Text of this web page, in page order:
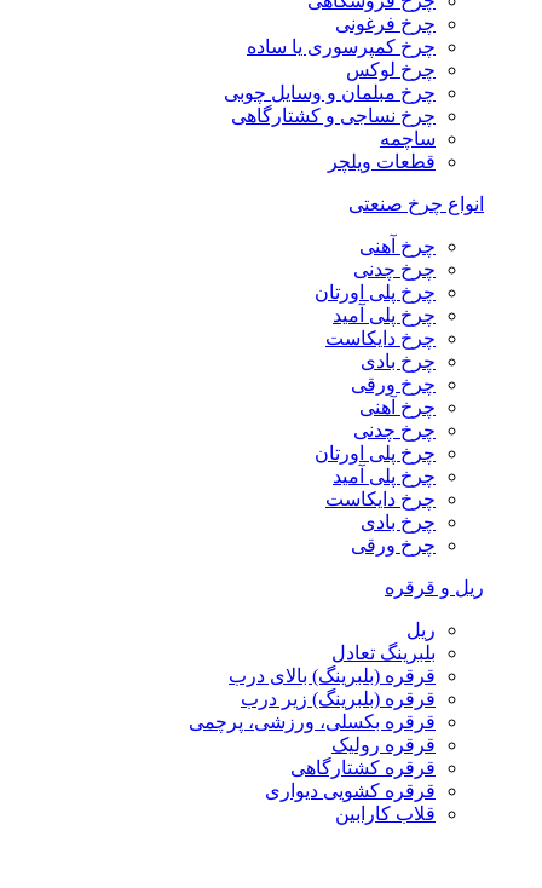
چرخ فرغونی
چرخ کمپرسوری یا ساده
چرخ لوکس
چرخ مبلمان و وسایل چوبی
چرخ نساجی و کشتارگاهی
ساچمه
قطعات ویلچر
انواع چرخ صنعتی
چرخ آهنی
چرخ چدنی
چرخ پلی اورتان
چرخ پلی آمید
چرخ دایکاست
چرخ بادی
چرخ ورقی
چرخ آهنی
چرخ چدنی
چرخ پلی اورتان
چرخ پلی آمید
چرخ دایکاست
چرخ بادی
چرخ ورقی
ریل و قرقره
ریل
بلبرینگ تعادل
قرقره (بلبرینگ) بالای درب
قرقره (بلبرینگ) زیر درب
قرقره بکسلی، ورزشی، پرچمی
قرقره رولیک
قرقره کشتارگاهی
قرقره کشویی دیواری
قلاب کارابین